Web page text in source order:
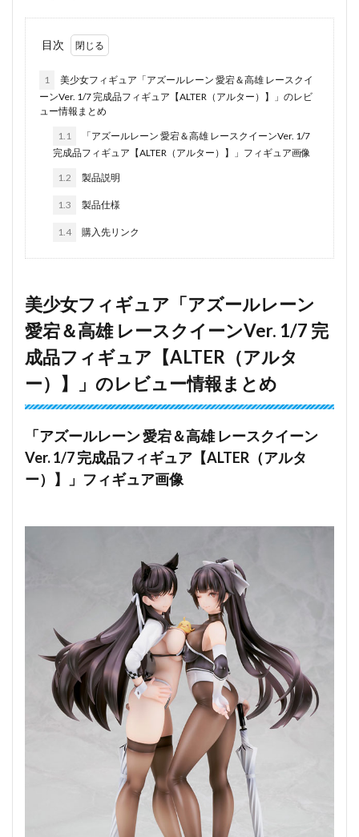
目次
1
美少女フィギュア「アズールレーン 愛宕＆高雄 レースクイ
ーンVer. 1/7 完成品フィギュア【ALTER（アルター）】」のレビ
ュー情報まとめ
1.1
「アズールレーン 愛宕＆高雄 レースクイーンVer. 1/7
完成品フィギュア【ALTER（アルター）】」フィギュア画像
1.2 製品説明
1.3 製品仕様
1.4 購入先リンク
美少女フィギュア「アズールレーン
愛宕＆高雄 レースクイーンVer. 1/7 完
成品フィギュア【ALTER（アルタ
ー）】」のレビュー情報まとめ
「アズールレーン 愛宕＆高雄 レースクイーン
Ver. 1/7 完成品フィギュア【ALTER（アルタ
ー）】」フィギュア画像